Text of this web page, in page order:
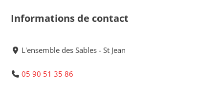
Informations de contact
L'ensemble des Sables - St Jean
05 90 51 35 86